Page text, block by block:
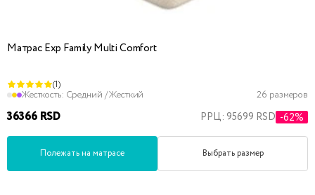
Матрас Exp Family Multi Comfort
(1)
Жесткость: Средний / Жесткий 26 размеров
36366 RSD РРЦ: 95699 RSD -62%
Полежать на матрасе Выбрать размер